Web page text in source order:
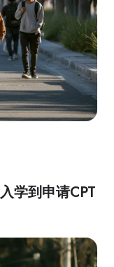
学到申请CPT